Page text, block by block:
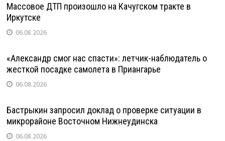
Массовое ДТП произошло на Качугском тракте в
Иркутске
06.08.2026
«Александр смог нас спасти»: летчик-наблюдатель о
жесткой посадке самолета в Приангарье
06.08.2026
Бастрыкин запросил доклад о проверке ситуации в
микрорайоне Восточном Нижнеудинска
06.08.2026